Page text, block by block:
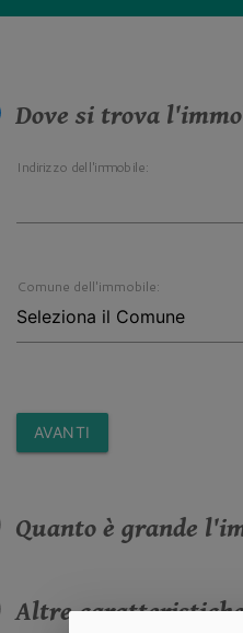
Dove si trova
Indirizzo dell'immobile:
Comune dell'immobile:
AVANTI
Quanto è grande
Altre